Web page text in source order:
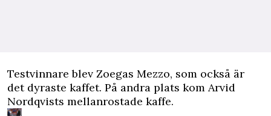
Testvinnare blev Zoegas Mezzo, som också är
det dyraste kaffet. På andra plats kom Arvid
Nordqvists mellanrostade kaffe.